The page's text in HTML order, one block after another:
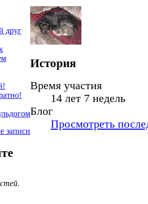
друг
записи
.
История
Время участия
14 лет 7 недель
Блог
Просмотреть